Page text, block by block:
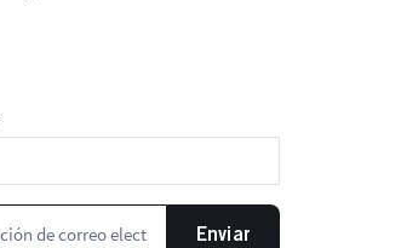
Enviar